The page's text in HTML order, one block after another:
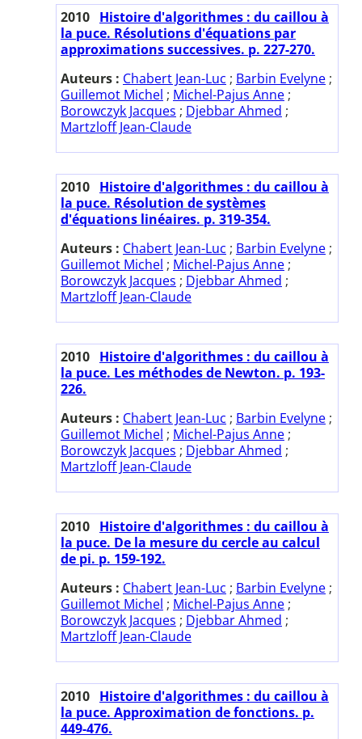
2010 Histoire d'algorithmes : du caillou à
la puce. Résolutions d'équations par
approximations successives. p. 227-270.
Auteurs : Chabert Jean-Luc ; Barbin Evelyne ;
Guillemot Michel ; Michel-Pajus Anne ;
Borowczyk Jacques ; Djebbar Ahmed ;
Martzloff Jean-Claude
2010 Histoire d'algorithmes : du caillou à
la puce. Résolution de systèmes
d'équations linéaires. p. 319-354.
Auteurs : Chabert Jean-Luc ; Barbin Evelyne ;
Guillemot Michel ; Michel-Pajus Anne ;
Borowczyk Jacques ; Djebbar Ahmed ;
Martzloff Jean-Claude
2010 Histoire d'algorithmes : du caillou à
la puce. Les méthodes de Newton. p. 193-
226.
Auteurs : Chabert Jean-Luc ; Barbin Evelyne ;
Guillemot Michel ; Michel-Pajus Anne ;
Borowczyk Jacques ; Djebbar Ahmed ;
Martzloff Jean-Claude
2010 Histoire d'algorithmes : du caillou à
la puce. De la mesure du cercle au calcul
de pi. p. 159-192.
Auteurs : Chabert Jean-Luc ; Barbin Evelyne ;
Guillemot Michel ; Michel-Pajus Anne ;
Borowczyk Jacques ; Djebbar Ahmed ;
Martzloff Jean-Claude
2010 Histoire d'algorithmes : du caillou à
la puce. Approximation de fonctions. p.
449-476.